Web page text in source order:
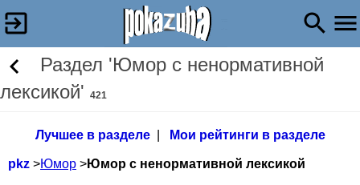
Раздел 'Юмор с ненормативной
лексикой' 421
Лучшее в разделе| Мои рейтинги в разделе
pkz >Юмор >Юмор с ненормативной лексикой